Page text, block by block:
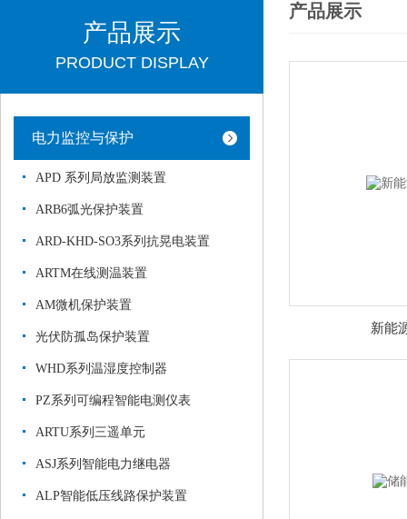
产品展示
PRODUCT DISPLAY
电力监控与保护
APD 系列局放监测装置
ARB6弧光保护装置
ARD-KHD-SO3系列抗晃电装置
ARTM在线测温装置
AM微机保护装置
光伏防孤岛保护装置
WHD系列温湿度控制器
PZ系列可编程智能电测仪表
ARTU系列三遥单元
ASJ系列智能电力继电器
ALP智能低压线路保护装置
产品展示
新能